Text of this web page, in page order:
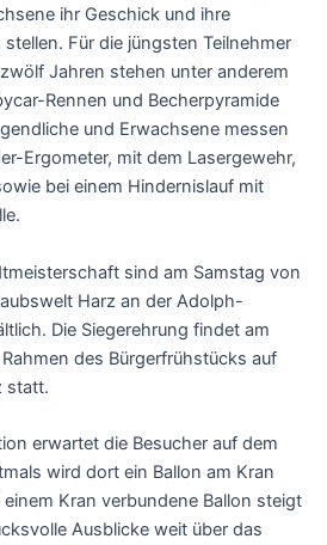
ihr Geschick und ihre
Für die jüngsten Teilnehmer
Jahren stehen unter anderem
Rennen und Becherpyramide
und Erwachsene messen
Ergometer, mit dem Lasergewehr,
bei einem Hindernislauf mit
sind am Samstag von
Harz an der Adolph-
Die Siegerehrung findet am
des Bürgerfrühstücks auf
statt.
erwartet die Besucher auf dem
wird dort ein Ballon am Kran
Kran verbundene Ballon steigt
Ausblicke weit über das